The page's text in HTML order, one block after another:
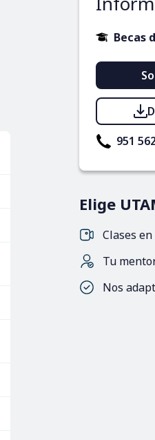
Becas
951
Elige
Clases
Tu
Nos